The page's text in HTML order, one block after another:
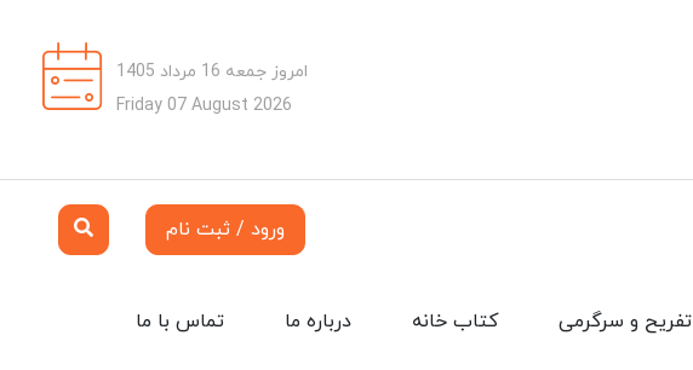
امروز جمعه 16 مرداد 1405
Friday 07 August 2026
ورود / ثبت نام
تماس با ما درباره ما کتاب خانه تفریح و سرگرمی